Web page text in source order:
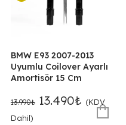
BMW E93 2007-2013
Uyumlu Coilover Ayarlı
Amortisör 15 Cm
13.990₺ Orijinal
13.490₺Şu
andaki
(KDV
Dahil)